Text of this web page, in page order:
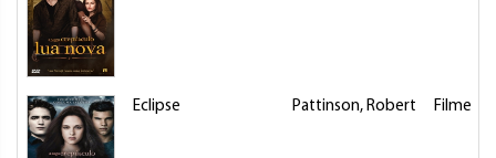
Eclipse Pattinson, Robert Filme